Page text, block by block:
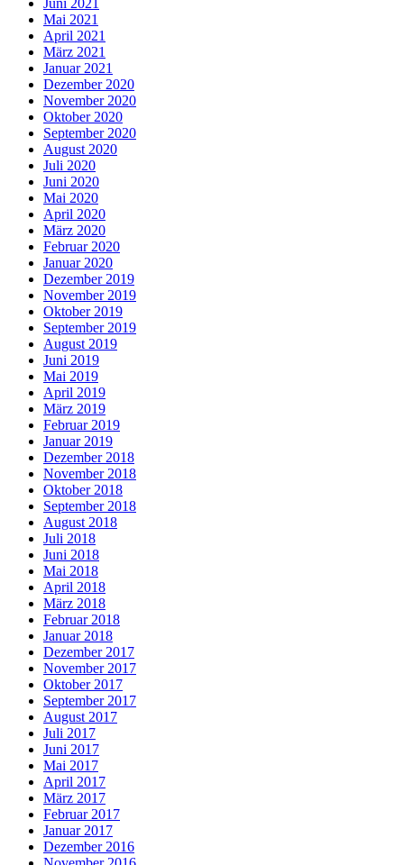
Juni 2021
Mai 2021
April 2021
März 2021
Januar 2021
Dezember 2020
November 2020
Oktober 2020
September 2020
August 2020
Juli 2020
Juni 2020
Mai 2020
April 2020
März 2020
Februar 2020
Januar 2020
Dezember 2019
November 2019
Oktober 2019
September 2019
August 2019
Juni 2019
Mai 2019
April 2019
März 2019
Februar 2019
Januar 2019
Dezember 2018
November 2018
Oktober 2018
September 2018
August 2018
Juli 2018
Juni 2018
Mai 2018
April 2018
März 2018
Februar 2018
Januar 2018
Dezember 2017
November 2017
Oktober 2017
September 2017
August 2017
Juli 2017
Juni 2017
Mai 2017
April 2017
März 2017
Februar 2017
Januar 2017
Dezember 2016